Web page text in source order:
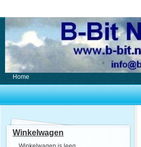
Home
Winkelwagen